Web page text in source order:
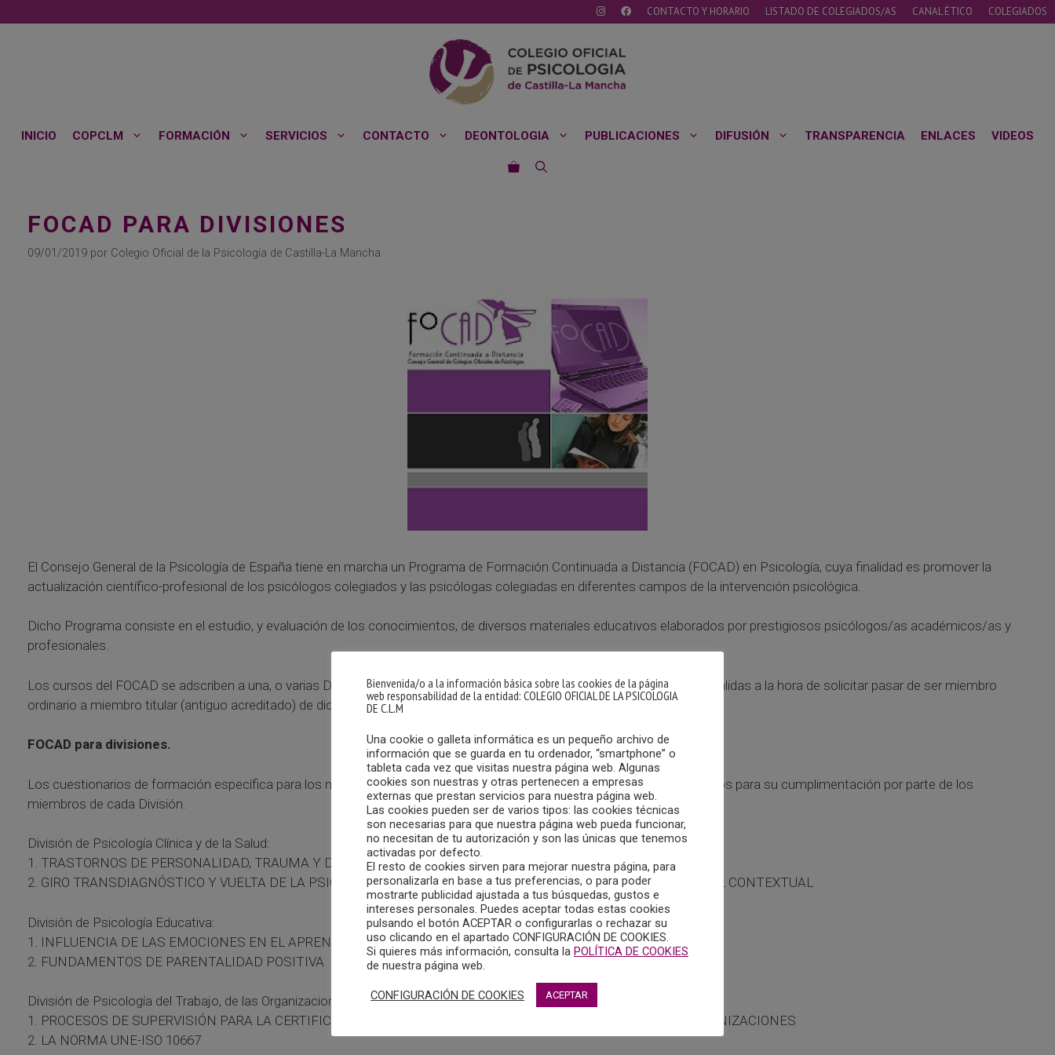
al
CONTACTO Y HORARIO LISTADO DE COLEGIADOS/AS CANAL ÉTICO COLEGIADOS
INICIO COPCLM FORMACIÓN SERVICIOS CONTACTO DEONTOLOGIA PUBLICACIONES DIFUSIÓN TRANSPARENCIA ENLACES VIDEOS
FOCAD PARA DIVISIONES
09/01/2019 por Colegio Oficial de la Psicología de Castilla-La Mancha
El Consejo General de la Psicología de España tiene en marcha un Programa de Formación Continuada a Distancia (FOCAD) en Psicología, cuya finalidad es promover la
actualización científico-profesional de los psicólogos colegiados y las psicólogas colegiadas en diferentes campos de la intervención psicológica.
Dicho Programa consiste en el estudio, y evaluación de los conocimientos, de diversos materiales educativos elaborados por prestigiosos psicólogos/as académicos/as y
profesionales.
Los cursos del FOCAD se adscriben a una, o varias Divisiones del Consejo General de la Psicología, de modo que serán válidas a la hora de solicitar pasar de ser miembro
ordinario a miembro titular (antiguo acreditado) de dichas Divisiones.
FOCAD para divisiones.
Los cuestionarios de formación específica para los miembros de las actuales Divisiones están permanentemente abiertos para su cumplimentación por parte de los
miembros de cada División.
División de Psicología Clínica y de la Salud:
1. TRASTORNOS DE PERSONALIDAD, TRAUMA Y DISOCIACIÓN ESTRUCTURAL
2. GIRO TRANSDIAGNÓSTICO Y VUELTA DE LA PSICOPATOLOGÍA: PROPUESTA DE UNA INTEGRACIÓN EXISTENCIAL CONTEXTUAL
División de Psicología Educativa:
1. INFLUENCIA DE LAS EMOCIONES EN EL APRENDIZAJE Y CRECIMIENTO PERSONAL
2. FUNDAMENTOS DE PARENTALIDAD POSITIVA
División de Psicología del Trabajo, de las Organizaciones y los Recursos Humanos:
1. PROCESOS DE SUPERVISIÓN PARA LA CERTIFICACIÓN EUROPSY EN PSICOLOGÍA DEL TRABAJO Y DE LAS ORGANIZACIONES
2. LA NORMA UNE-ISO 10667
Bienvenida/o a la información básica sobre las cookies de la página
web responsabilidad de la entidad: COLEGIO OFICIAL DE LA PSICOLOGIA
DE C.L.M
Una cookie o galleta informática es un pequeño archivo de
información que se guarda en tu ordenador, “smartphone” o
tableta cada vez que visitas nuestra página web. Algunas
cookies son nuestras y otras pertenecen a empresas
externas que prestan servicios para nuestra página web.
Las cookies pueden ser de varios tipos: las cookies técnicas
son necesarias para que nuestra página web pueda funcionar,
no necesitan de tu autorización y son las únicas que tenemos
activadas por defecto.
El resto de cookies sirven para mejorar nuestra página, para
personalizarla en base a tus preferencias, o para poder
mostrarte publicidad ajustada a tus búsquedas, gustos e
intereses personales. Puedes aceptar todas estas cookies
pulsando el botón ACEPTAR o configurarlas o rechazar su
uso clicando en el apartado CONFIGURACIÓN DE COOKIES.
Si quieres más información, consulta la POLÍTICA DE COOKIES
de nuestra página web.
CONFIGURACIÓN DE COOKIES ACEPTAR